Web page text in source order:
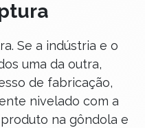
Se a indústria e o
uma da outra,
de fabricação,
nivelado com a
na gôndola e